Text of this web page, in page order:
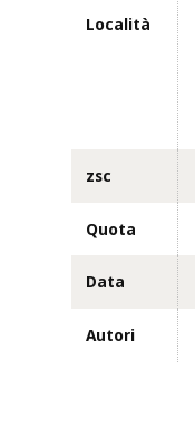
Località
zsc
Quota
Data
Autori